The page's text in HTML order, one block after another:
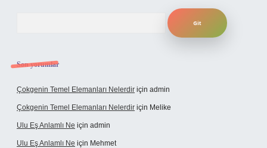
Son yorumlar
Çokgenin Temel Elemanları Nelerdir için admin
Çokgenin Temel Elemanları Nelerdir için Melike
Ulu Eş Anlamlı Ne için admin
Ulu Eş Anlamlı Ne için Mehmet